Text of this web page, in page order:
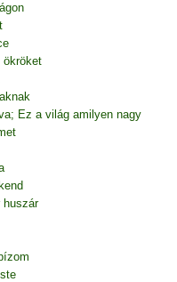
ökröket
Ez a világ amilyen nagy
huszár